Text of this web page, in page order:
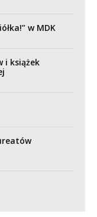
w MDK
i książek